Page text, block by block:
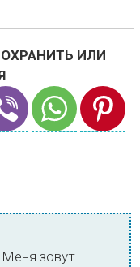
ИЛИ
зовут